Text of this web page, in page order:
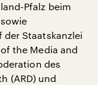
Pfalz beim
der Staatskanzlei
the Media and
des
(ARD) und